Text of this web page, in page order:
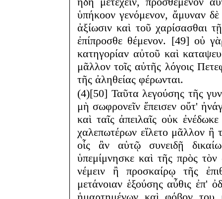
ὑπήκοον γενόμενον, ἄμυναν
ἀξίωσιν καὶ τοῦ χαρίσασθαι
ἐπίπροσθε θέμενον. [49] οὐ
κατηγορίαν αὐτοῦ καὶ
μᾶλλον τοῖς αὐτῆς λόγοις
τῆς ἀληθείας φέρωνται.
(4)[50] Ταῦτα λεγούσης τῆς
μὴ σωφρονεῖν ἔπεισεν οὔτ'
καὶ ταῖς ἀπειλαῖς οὐκ
χαλεπωτέρων εἵλετο μᾶλλον ἢ
οἷς ἂν αὑτῷ συνειδῇ
ὑπεμίμνησκε καὶ τῆς πρὸς
νέμειν ἢ προσκαίρῳ τῆς
μετάνοιαν ἑξούσης αὖθις ἐπ'